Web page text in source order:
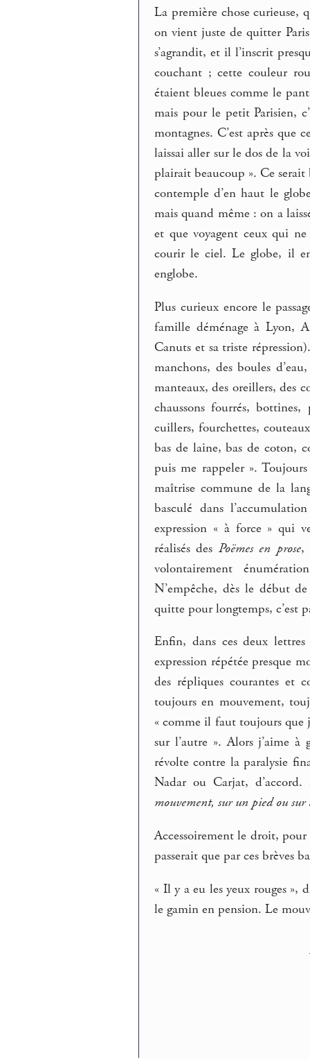
La première chose curieuse,
on vient juste de quitter
s’agrandit, et il l’inscrit
couchant ; cette couleur
étaient bleues comme le
mais pour le petit Parisien,
montagnes. C’est après
laissai aller sur le dos de la
plairait beaucoup ». Ce serait
contemple d’en haut le
mais quand même : on a
et que voyagent ceux qui
courir le ciel. Le globe, il
englobe.
Plus curieux encore le
famille déménage à Lyon,
Canuts et sa triste
manchons, des boules
manteaux, des oreillers, des
chaussons fourrés,
cuillers, fourchettes,
bas de laine, bas de coton,
puis me rappeler ».
maîtrise commune de la
basculé dans
expression « à force » qui
réalisés des Poëmes en prose,
volontairement
N’empêche, dès le début
quitte pour longtemps, c’est
Enfin, dans ces deux
expression répétée presque
des répliques courantes et
toujours en mouvement,
« comme il faut toujours que
sur l’autre ». Alors j’aime
révolte contre la paralysie
Nadar ou Carjat,
mouvement, sur un pied ou sur
Accessoirement le droit,
passerait que par ces brèves
« Il y a eu les yeux rouges »,
le gamin en pension. Le